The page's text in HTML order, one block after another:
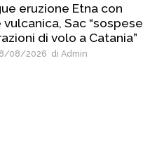
eruzione Etna con
Sac “sospese
di volo a Catania”
08/2026 di Admin